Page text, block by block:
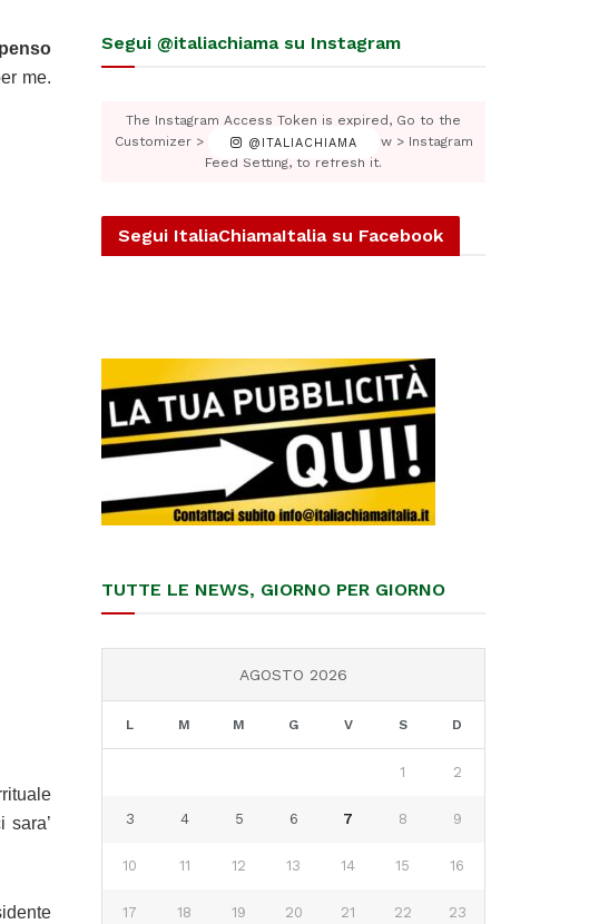
me.
sara’
Segui @italiachiama su Instagram
@ITALIACHIAMA
The Instagram Access Token is expired, Go to the
Customizer > JNews : Social, Like & View > Instagram
Feed Setting, to refresh it.
Segui ItaliaChiamaItalia su Facebook
TUTTE LE NEWS, GIORNO PER GIORNO
AGOSTO 2026
L M M G V S D
1 2
3 4 5 6 7 8 9
10 11 12 13 14 15 16
17 18 19 20 21 22 23